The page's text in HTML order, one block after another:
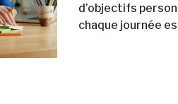
d’objectifs
chaque journée